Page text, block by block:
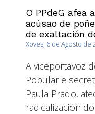
O PPdeG afea
acúsao de
de exaltación
Xoves, 6 de Agosto de
A viceportavoz
Popular e
Paula Prado,
radicalización